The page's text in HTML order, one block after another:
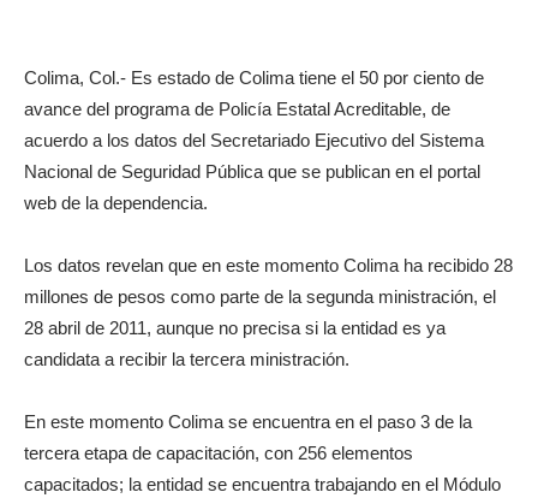
Colima, Col.- Es estado de Colima tiene el 50 por ciento de
avance del programa de Policía Estatal Acreditable, de
acuerdo a los datos del Secretariado Ejecutivo del Sistema
Nacional de Seguridad Pública que se publican en el portal
web de la dependencia.
Los datos revelan que en este momento Colima ha recibido 28
millones de pesos como parte de la segunda ministración, el
28 abril de 2011, aunque no precisa si la entidad es ya
candidata a recibir la tercera ministración.
En este momento Colima se encuentra en el paso 3 de la
tercera etapa de capacitación, con 256 elementos
capacitados; la entidad se encuentra trabajando en el Módulo